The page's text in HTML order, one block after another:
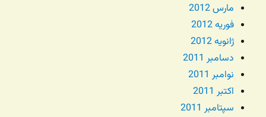
مارس 2012
فوریه 2012
ژانویه 2012
دسامبر 2011
نوامبر 2011
اکتبر 2011
سپتامبر 2011